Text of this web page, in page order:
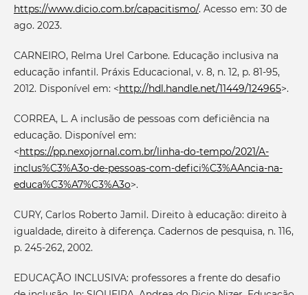
https://www.dicio.com.br/capacitismo/. Acesso em: 30 de
ago. 2023.
CARNEIRO, Relma Urel Carbone. Educação inclusiva na
educação infantil. Práxis Educacional, v. 8, n. 12, p. 81-95,
2012. Disponível em: <http://hdl.handle.net/11449/124965>.
CORREA, L. A inclusão de pessoas com deficiência na
educação. Disponível em:
<https://pp.nexojornal.com.br/linha-do-tempo/2021/A-
inclus%C3%A3o-de-pessoas-com-defici%C3%AAncia-na-
educa%C3%A7%C3%A3o>.
CURY, Carlos Roberto Jamil. Direito à educação: direito à
igualdade, direito à diferença. Cadernos de pesquisa, n. 116,
p. 245-262, 2002.
EDUCAÇÃO INCLUSIVA: professores a frente do desafio